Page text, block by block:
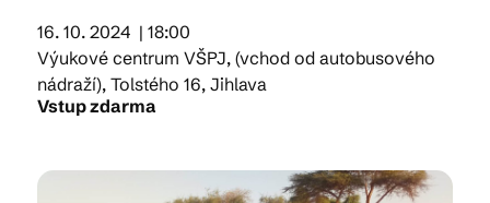
Články
Suvenýry
16. 10. 2024 | 18:00
Výukové centrum VŠPJ, (vchod od autobusového
nádraží), Tolstého 16, Jihlava
Vstup zdarma